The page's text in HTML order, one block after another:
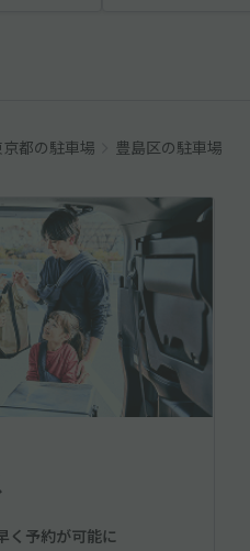
京都の駐車場 豊島区の駐車場
く予約が可能に